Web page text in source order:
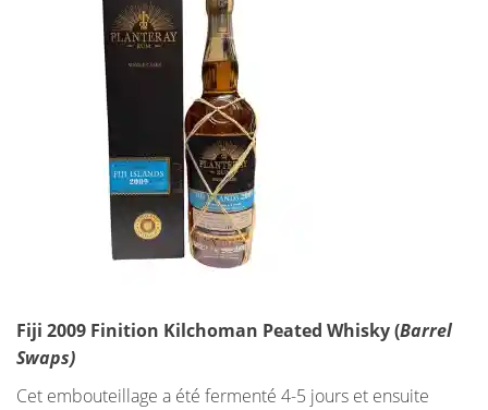
Fiji 2009 Finition Kilchoman Peated Whisky (Barrel
Swaps)
Cet embouteillage a été fermenté 4-5 jours et ensuite